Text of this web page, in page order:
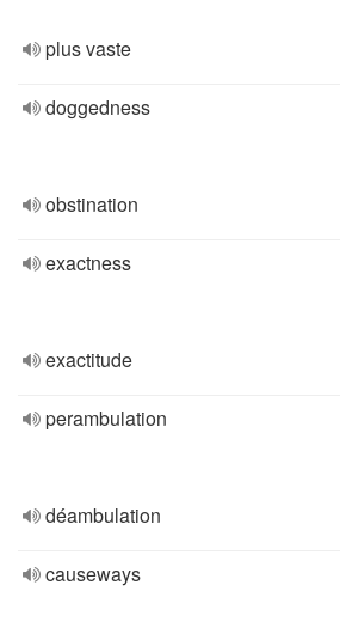
plus vaste
doggedness
obstination
exactness
exactitude
perambulation
déambulation
causeways